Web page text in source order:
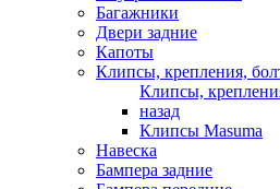
Багажники
Двери задние
Капоты
Клипсы, крепления,
Клипсы,
назад
Клипсы Masuma
Навеска
Бампера задние